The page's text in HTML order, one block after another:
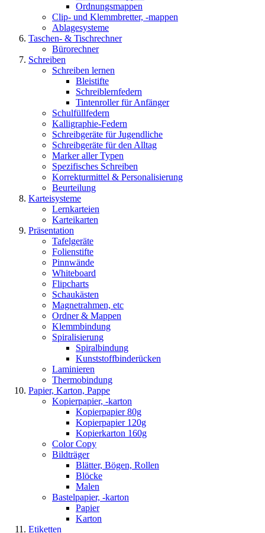
Ordnungsmappen
Clip- und Klemmbretter, -mappen
Ablagesysteme
Taschen- & Tischrechner
Bürorechner
Schreiben
Schreiben lernen
Bleistifte
Schreiblernfedern
Tintenroller für Anfänger
Schulfüllfedern
Kalligraphie-Federn
Schreibgeräte für Jugendliche
Schreibgeräte für den Alltag
Marker aller Typen
Spezifisches Schreiben
Korrekturmittel & Personalisierung
Beurteilung
Karteisysteme
Lernkarteien
Karteikarten
Präsentation
Tafelgeräte
Folienstifte
Pinnwände
Whiteboard
Flipcharts
Schaukästen
Magnetrahmen, etc
Ordner & Mappen
Klemmbindung
Spiralisierung
Spiralbindung
Kunststoffbinderücken
Laminieren
Thermobindung
Papier, Karton, Pappe
Kopierpapier, -karton
Kopierpapier 80g
Kopierpapier 120g
Kopierkarton 160g
Color Copy
Bildträger
Blätter, Bögen, Rollen
Blöcke
Malen
Bastelpapier, -karton
Papier
Karton
Etiketten